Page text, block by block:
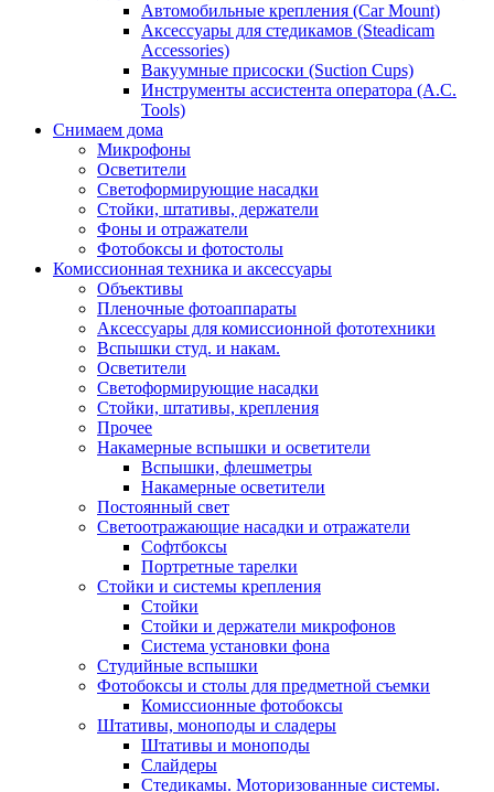
Автомобильные крепления (Car Mount)
Аксессуары для стедикамов (Steadicam
Accessories)
Вакуумные присоски (Suction Cups)
Инструменты ассистента оператора (A.C.
Tools)
Снимаем дома
Микрофоны
Осветители
Светоформирующие насадки
Стойки, штативы, держатели
Фоны и отражатели
Фотобоксы и фотостолы
Комиссионная техника и аксессуары
Объективы
Пленочные фотоаппараты
Аксессуары для комиссионной фототехники
Вспышки студ. и накам.
Осветители
Светоформирующие насадки
Стойки, штативы, крепления
Прочее
Накамерные вспышки и осветители
Вспышки, флешметры
Накамерные осветители
Постоянный свет
Светоотражающие насадки и отражатели
Софтбоксы
Портретные тарелки
Стойки и системы крепления
Стойки
Стойки и держатели микрофонов
Система установки фона
Студийные вспышки
Фотобоксы и столы для предметной съемки
Комиссионные фотобоксы
Штативы, моноподы и сладеры
Штативы и моноподы
Слайдеры
Стедикамы. Моторизованные системы.